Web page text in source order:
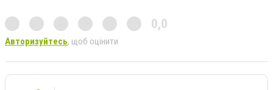
0,0
Авторизуйтесь, щоб оцінити